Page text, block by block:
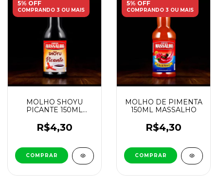
5% OFF
COMPRANDO 3 OU MAIS
MOLHO SHOYU
PICANTE 150ML
R$4,30
5% OFF
COMPRANDO 3 OU MAIS
MOLHO DE PIMENTA
150ML MASSALHO
R$4,30